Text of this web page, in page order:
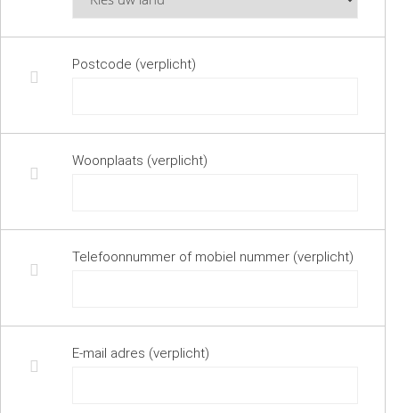
Postcode (verplicht)
Woonplaats (verplicht)
Telefoonnummer of mobiel nummer (verplicht)
E-mail adres (verplicht)